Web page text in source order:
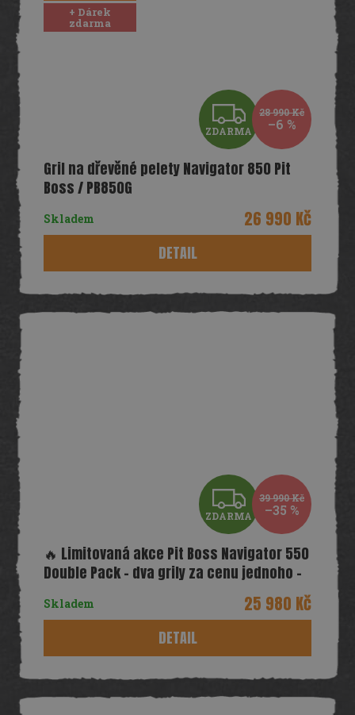
+ Dárek
zdarma
Z
D
A
R
A
ZDARMA
28 990 Kč
–6 %
Gril na dřevěné pelety Navigator 850 Pit
Boss / PB850G
Skladem 26 990 Kč
DETAIL
Z
D
A
R
A
ZDARMA
39 990 Kč
–35 %
🔥 Limitovaná akce Pit Boss Navigator 550
Double Pack – dva grily za cenu jednoho –
Skladem 25 980 Kč
DETAIL